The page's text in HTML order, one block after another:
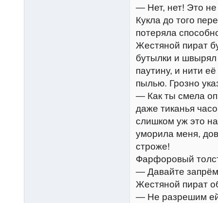
— Нет, нет! Это не
Кукла до того
потеряла
Жестяной пират
бутылки и швырял
паутину, и нити
пылью. Грозно
— Как ты смела
даже тиканья
слишком уж это
уморила меня,
строже!
Фарфоровый
— Давайте
Жестяной пират
— Не разрешим ей